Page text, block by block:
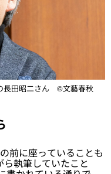
長田昭二さん ©文藝春秋
前に座っていることも
執筆していたこと